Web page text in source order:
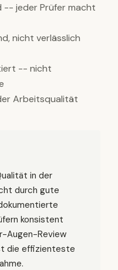
jeder Prüfer macht
nicht verlässlich
-- nicht
Arbeitsqualität
in der
durch gute
konsistent
Augen-Review
die effizienteste